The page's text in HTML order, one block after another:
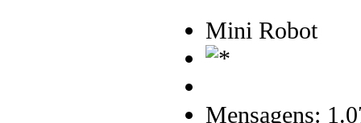
Mini Robot
Mensagens: